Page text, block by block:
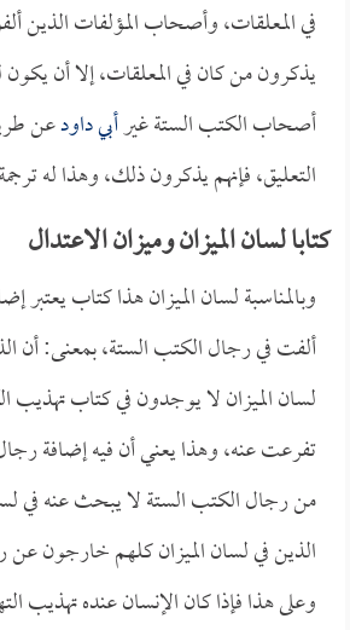
في المعلقات، وأصحاب المؤلفات الذين
يذكرون من كان في المعلقات، إلا أن يكون
أصحاب الكتب الستة غيرأبي داودعن
التعليق، فإنهم يذكرون ذلك، وهذا له
كتابا لسان الميزان وميزان الاعتدال
وبالمناسبة لسان الميزان هذا كتاب يعتبر
ألفت في رجال الكتب الستة، بمعنى: أن
لسان الميزان لا يوجدون في كتاب تهذيب
تفرعت عنه، وهذا يعني أن فيه إضافة
من رجال الكتب الستة لا يبحث عنه في
الذين في لسان الميزان كلهم خارجون
وعلى هذا فإذا كان الإنسان عنده تهذيب